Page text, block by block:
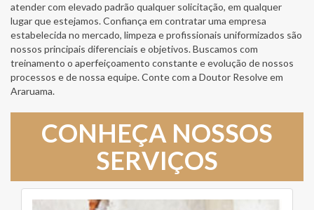
atender com elevado padrão qualquer solicitação, em qualquer
lugar que estejamos. Confiança em contratar uma empresa
estabelecida no mercado, limpeza e profissionais uniformizados são
nossos principais diferenciais e objetivos. Buscamos com
treinamento o aperfeiçoamento constante e evolução de nossos
processos e de nossa equipe. Conte com a Doutor Resolve em
Araruama.
CONHEÇA NOSSOS
SERVIÇOS